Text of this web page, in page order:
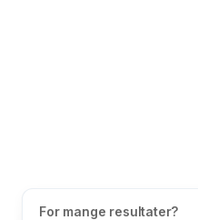
For mange resultater?